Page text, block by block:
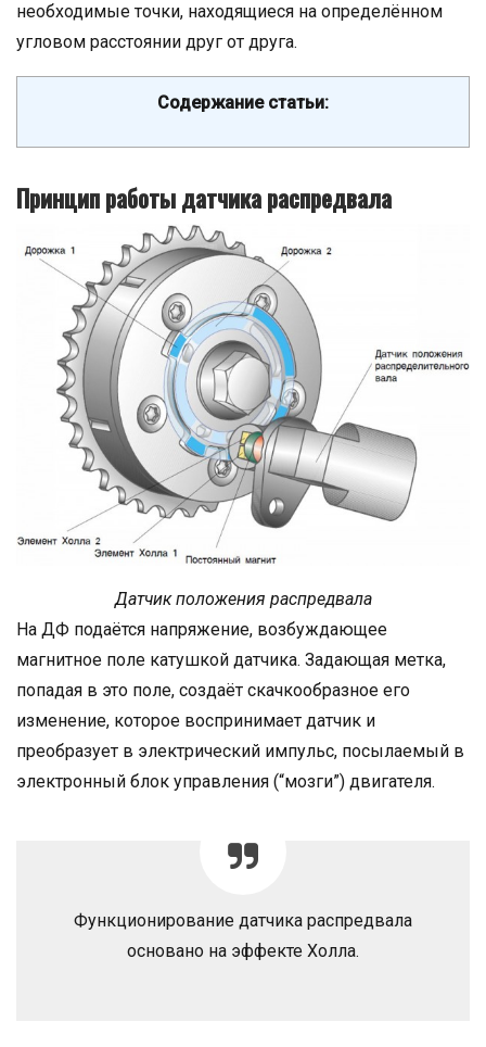
необходимые точки, находящиеся на определённом
угловом расстоянии друг от друга.
Содержание статьи:
Принцип работы датчика распредвала
Датчик положения распредвала
На ДФ подаётся напряжение, возбуждающее
магнитное поле катушкой датчика. Задающая метка,
попадая в это поле, создаёт скачкообразное его
изменение, которое воспринимает датчик и
преобразует в электрический импульс, посылаемый в
электронный блок управления (“мозги”) двигателя.
Функционирование датчика распредвала
основано на эффекте Холла.